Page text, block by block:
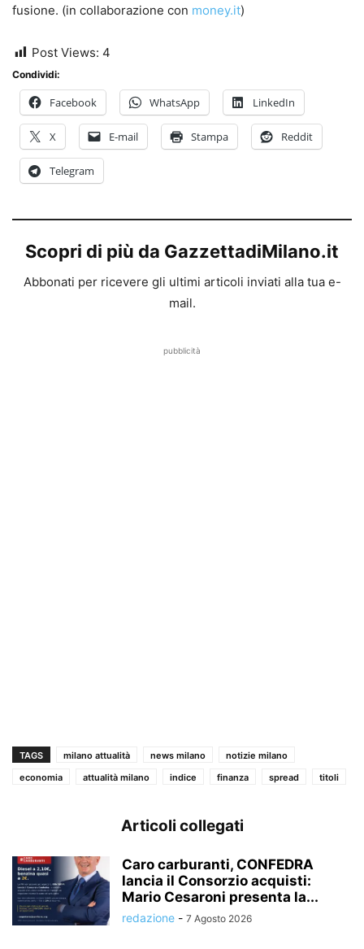
fusione. (in collaborazione con money.it)
Post Views: 4
Condividi:
Facebook WhatsApp LinkedIn
X E-mail Stampa Reddit
Telegram
Scopri di più da GazzettadiMilano.it
Abbonati per ricevere gli ultimi articoli inviati alla tua e-
mail.
pubblicità
TAGS milano attualità news milano
notizie milano
economia
attualità milano indice finanza spread titoli
Articoli collegati
Caro carburanti, CONFEDRA
lancia il Consorzio acquisti:
Mario Cesaroni presenta la...
redazione - 7 Agosto 2026